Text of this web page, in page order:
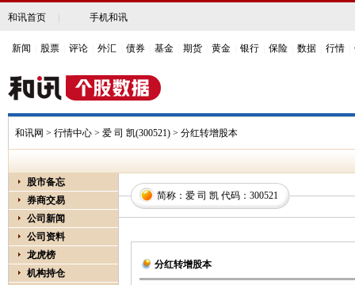
和讯首页 手机和讯
新闻 股票 评论 外汇 债券 基金 期货 黄金 银行 保险 数据 行情
和讯网 > 行情中心 > 爱 司 凯(300521) > 分红转增股本
股市备忘
券商交易
公司新闻
公司资料
龙虎榜
机构持仓
简称： 爱 司 凯 代码： 300521
分红转增股本